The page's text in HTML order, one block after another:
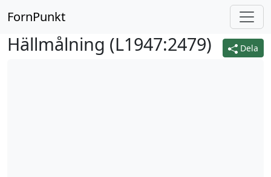
FornPunkt
Dela
Hällmålning (L1947:2479)